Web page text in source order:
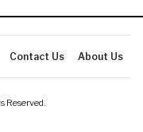
Contact Us About Us
Reserved.